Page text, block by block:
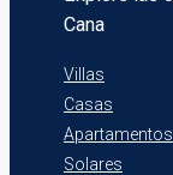
Cana
Villas
Casas
Apartamentos
Solares